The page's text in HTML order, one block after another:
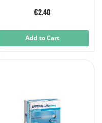
Tablets€2.40
Add to Cart